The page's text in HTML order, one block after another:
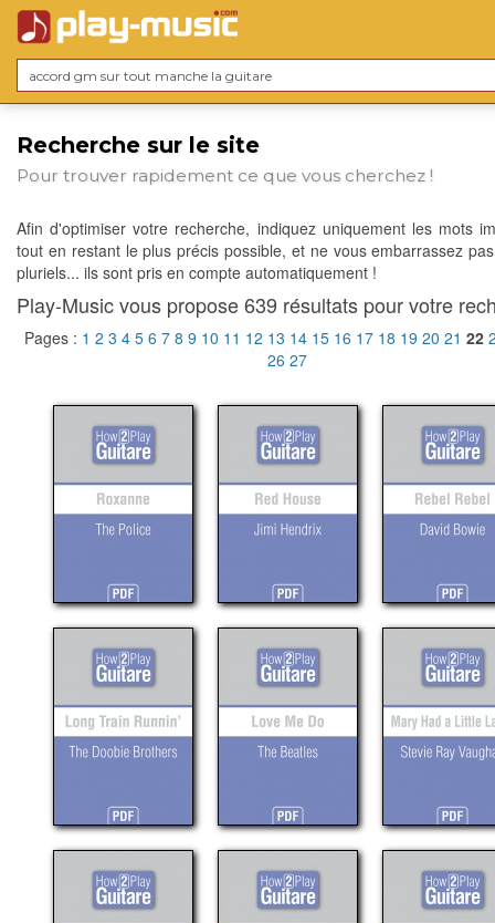
Recherche sur le site
Pour trouver rapidement ce que vous cherchez !
Afin d'optimiser votre recherche, indiquez uniquement les mots
tout en restant le plus précis possible, et ne vous embarrassez
pluriels... ils sont pris en compte automatiquement !
Play-Music vous propose 639 résultats pour votre
Pages : 1 2 3 4 5 6 7 8 9 10 11 12 13 14 15 16 17 18 19 20 21 22
26 27